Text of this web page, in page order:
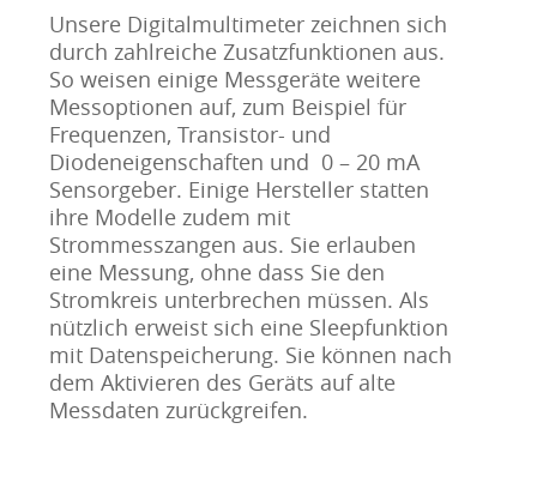
Unsere Digitalmultimeter zeichnen sich
durch zahlreiche Zusatzfunktionen aus.
So weisen einige Messgeräte weitere
Messoptionen auf, zum Beispiel für
Frequenzen, Transistor- und
Diodeneigenschaften und 0 – 20 mA
Sensorgeber. Einige Hersteller statten
ihre Modelle zudem mit
Strommesszangen aus. Sie erlauben
eine Messung, ohne dass Sie den
Stromkreis unterbrechen müssen. Als
nützlich erweist sich eine Sleepfunktion
mit Datenspeicherung. Sie können nach
dem Aktivieren des Geräts auf alte
Messdaten zurückgreifen.